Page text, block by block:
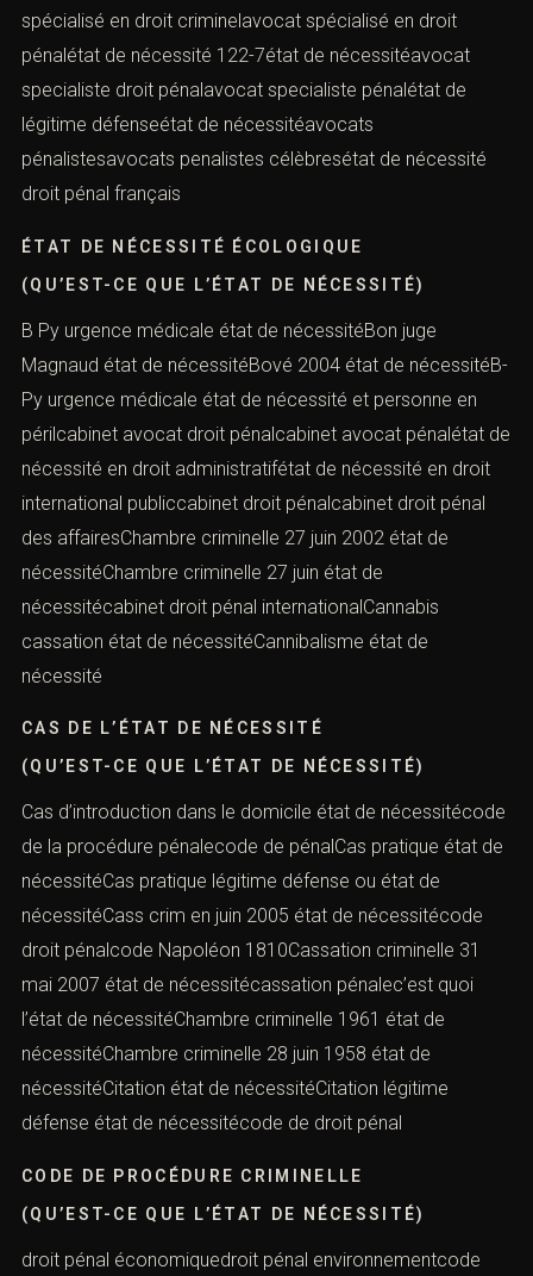
spécialisé en droit criminelavocat spécialisé en droit
pénalétat de nécessité 122-7état de nécessitéavocat
specialiste droit pénalavocat specialiste pénalétat de
légitime défenseétat de nécessitéavocats
pénalistesavocats penalistes célèbresétat de nécessité
droit pénal français
ÉTAT DE NÉCESSITÉ ÉCOLOGIQUE
(QU’EST-CE QUE L’ÉTAT DE NÉCESSITÉ)
B Py urgence médicale état de nécessitéBon juge
Magnaud état de nécessitéBové 2004 état de nécessitéB-
Py urgence médicale état de nécessité et personne en
périlcabinet avocat droit pénalcabinet avocat pénalétat de
nécessité en droit administratifétat de nécessité en droit
international publiccabinet droit pénalcabinet droit pénal
des affairesChambre criminelle 27 juin 2002 état de
nécessitéChambre criminelle 27 juin état de
nécessitécabinet droit pénal internationalCannabis
cassation état de nécessitéCannibalisme état de
nécessité
CAS DE L’ÉTAT DE NÉCESSITÉ
(QU’EST-CE QUE L’ÉTAT DE NÉCESSITÉ)
Cas d’introduction dans le domicile état de nécessitécode
de la procédure pénalecode de pénalCas pratique état de
nécessitéCas pratique légitime défense ou état de
nécessitéCass crim en juin 2005 état de nécessitécode
droit pénalcode Napoléon 1810Cassation criminelle 31
mai 2007 état de nécessitécassation pénalec’est quoi
l’état de nécessitéChambre criminelle 1961 état de
nécessitéChambre criminelle 28 juin 1958 état de
nécessitéCitation état de nécessitéCitation légitime
défense état de nécessitécode de droit pénal
CODE DE PROCÉDURE CRIMINELLE
(QU’EST-CE QUE L’ÉTAT DE NÉCESSITÉ)
droit pénal économiquedroit pénal environnementcode